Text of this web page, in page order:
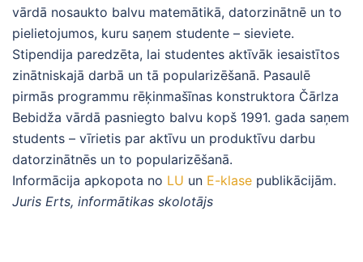
vārdā nosaukto balvu matemātikā, datorzinātnē un to
pielietojumos, kuru saņem studente – sieviete.
Stipendija paredzēta, lai studentes aktīvāk iesaistītos
zinātniskajā darbā un tā popularizēšanā. Pasaulē
pirmās programmu rēķinmašīnas konstruktora Čārlza
Bebidža vārdā pasniegto balvu kopš 1991. gada saņem
students – vīrietis par aktīvu un produktīvu darbu
datorzinātnēs un to popularizēšanā.
Informācija apkopota no LU un E-klase publikācijām.
Juris Erts, informātikas skolotājs